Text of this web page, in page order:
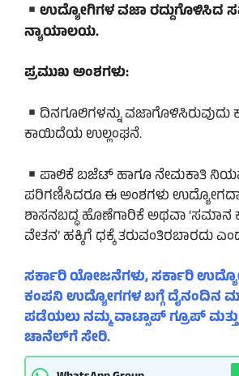
ಉದ್ಯೋಗಿಗಳ ವಜಾ ರದ್ದುಗೊಳಿಸಿದ
ನ್ಯಾಯಾಲಯ.
ಪ್ರಮುಖ ಅಂಶಗಳು:
ದಿನಗೂಲಿಗಳನ್ನು ವಜಾಗೊಳಿಸಿರುವುದು
ಕಾಯಿದೆಯ ಉಲ್ಲಂಘನೆ.
ಪಾಲಿಕೆ ಬಜೆಟ್ ಹಾಗೂ ನೇಮಕಾತಿ
ಪರಿಗಣಿಸಿದರೂ ಈ ಅಂಶಗಳು
ಶಾಸನಬದ್ಧ ಹೊಣೆಗಾರಿಕೆ ಅಥವಾ ‘ಸಮಾನ
ವೇತನ’ ಹಕ್ಕಿಗೆ ಧಕ್ಕೆ ತರುವಂತಿರಬಾರದು
ಸರ್ಕಾರಿ ಯೋಜನೆಗಳು, ಸರ್ಕಾರಿ
ಕಂಪನಿ ಉದ್ಯೋಗಗಳ ಬಗ್ಗೆ ದೈನಂದಿನ
ಪಡೆಯಲು ನಮ್ಮ ವಾಟ್ಸಾಪ್ ಗ್ರೂಪ್
ಚಾನೆಲ್‌ಗೆ ಸೇರಿ.